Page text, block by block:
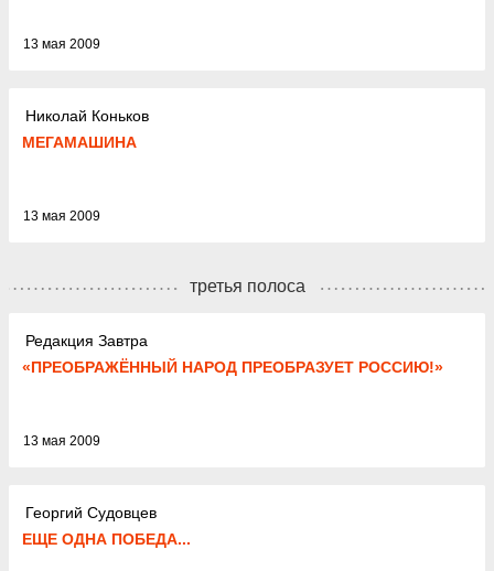
13 мая 2009
Николай Коньков
МЕГАМАШИНА
13 мая 2009
третья полоса
Редакция Завтра
«ПРЕОБРАЖЁННЫЙ НАРОД ПРЕОБРАЗУЕТ РОССИЮ!»
13 мая 2009
Георгий Судовцев
ЕЩЕ ОДНА ПОБЕДА...